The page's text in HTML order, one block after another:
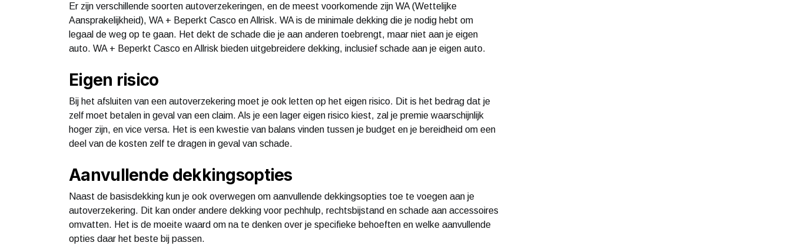
Er zijn verschillende soorten autoverzekeringen, en de meest voorkomende zijn WA (Wettelijke
Aansprakelijkheid), WA + Beperkt Casco en Allrisk. WA is de minimale dekking die je nodig hebt om
legaal de weg op te gaan. Het dekt de schade die je aan anderen toebrengt, maar niet aan je eigen
auto. WA + Beperkt Casco en Allrisk bieden uitgebreidere dekking, inclusief schade aan je eigen auto.
Eigen risico
Bij het afsluiten van een autoverzekering moet je ook letten op het eigen risico. Dit is het bedrag dat je
zelf moet betalen in geval van een claim. Als je een lager eigen risico kiest, zal je premie waarschijnlijk
hoger zijn, en vice versa. Het is een kwestie van balans vinden tussen je budget en je bereidheid om een
deel van de kosten zelf te dragen in geval van schade.
Aanvullende dekkingsopties
Naast de basisdekking kun je ook overwegen om aanvullende dekkingsopties toe te voegen aan je
autoverzekering. Dit kan onder andere dekking voor pechhulp, rechtsbijstand en schade aan accessoires
omvatten. Het is de moeite waard om na te denken over je specifieke behoeften en welke aanvullende
opties daar het beste bij passen.